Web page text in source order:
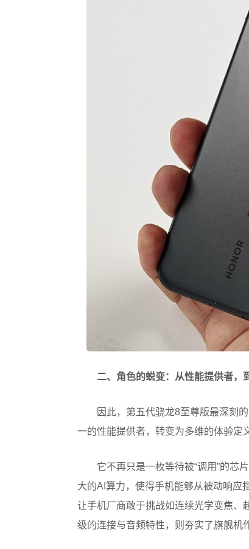
二、角色的蜕变：从性能提供者，
因此，第五代骁龙8至尊版最深刻
一的性能提供者，转变为多维的体验定
它不再只是一枚等待被“调用”的芯
大的AI算力，使得手机能够从被动响应
让手机厂商敢于挑战如连续光学变焦、
级的连接与音频特性，则夯实了旗舰机